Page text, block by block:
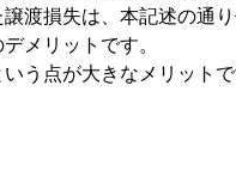
渡損失は、本記述の通
メリットです。
う点が大きなメリット